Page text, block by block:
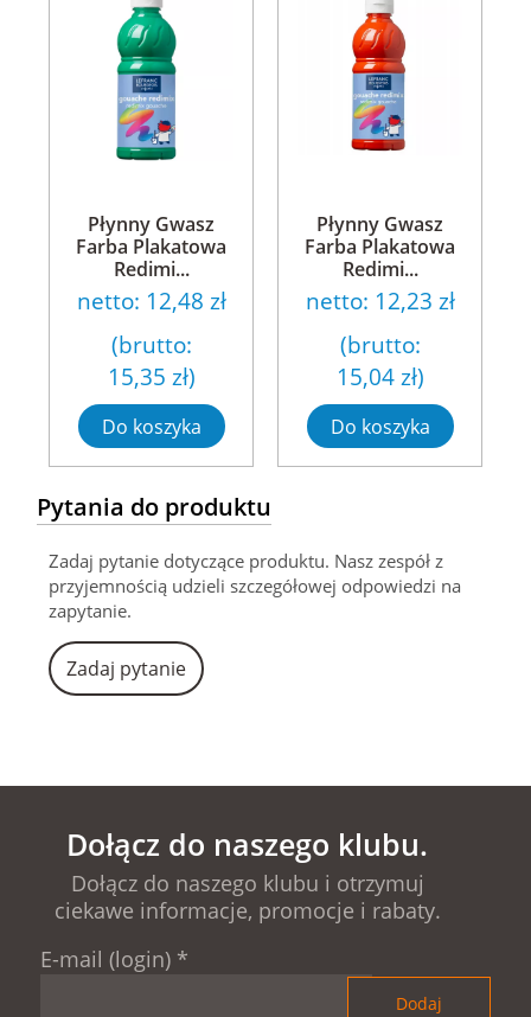
Płynny Gwasz
Farba Plakatowa
Redimi...
netto: 12,48 zł
(brutto:
15,35 zł)
Do koszyka
Płynny Gwasz
Farba Plakatowa
Redimi...
netto: 12,23 zł
(brutto:
15,04 zł)
Do koszyka
Pytania do produktu
Zadaj pytanie dotyczące produktu. Nasz zespół z
przyjemnością udzieli szczegółowej odpowiedzi na
zapytanie.
Zadaj pytanie
Dołącz do naszego klubu.
Dołącz do naszego klubu i otrzymuj
ciekawe informacje, promocje i rabaty.
E-mail (login) *